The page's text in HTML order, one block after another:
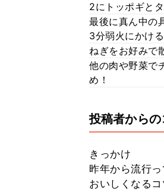
2にトッポギと
最後に真ん中の
3分弱火にかける
ねぎをお好みで
他の肉や野菜で
め！
投稿者からの
きっかけ
昨年から流行
おいしくなるコ